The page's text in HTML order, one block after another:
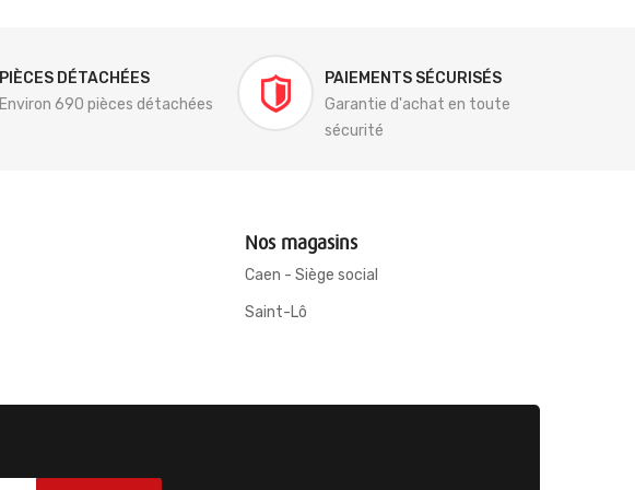
PIÈCES DÉTACHÉES
Environ 690 pièces détachées
PAIEMENTS SÉCURISÉS
Garantie d'achat en toute
sécurité
Nos magasins
Caen - Siège social
Saint-Lô